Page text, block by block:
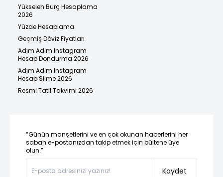
Yükselen Burç Hesaplama
2026
Yüzde Hesaplama
Geçmiş Döviz Fiyatları
Adım Adım Instagram
Hesap Dondurma 2026
Adım Adım Instagram
Hesap Silme 2026
Resmi Tatil Takvimi 2026
“Günün manşetlerini ve en çok okunan haberlerini her
sabah e-postanızdan takip etmek için bültene üye
olun.”
Kaydet